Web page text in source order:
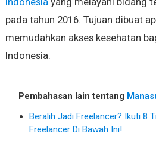
pada tahun 2016. Tujuan dibuat
memudahkan akses kesehatan
Indonesia.
Pembahasan lain tentang
Beralih Jadi Freelancer? Ikuti 8
Freelancer Di Bawah Ini!